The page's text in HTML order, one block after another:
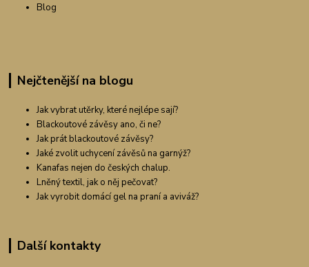
Blog
Nejčtenější na blogu
Jak vybrat utěrky, které nejlépe sají?
Blackoutové závěsy ano, či ne?
Jak prát blackoutové závěsy?
Jaké zvolit uchycení závěsů na garnýž?
Kanafas nejen do českých chalup.
Lněný textil, jak o něj pečovat?
Jak vyrobit domácí gel na praní a aviváž?
Další kontakty